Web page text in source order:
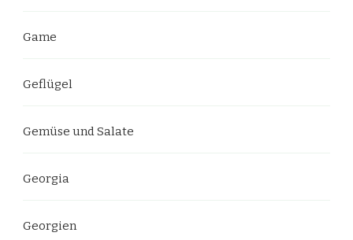
Game
Geflügel
Gemüse und Salate
Georgia
Georgien